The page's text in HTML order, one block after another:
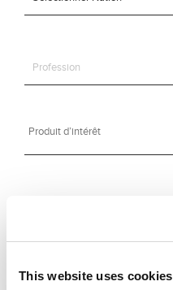
This website uses cookies